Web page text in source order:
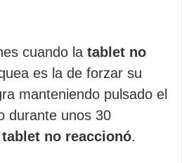
cuando la tablet no
es la de forzar su
manteniendo pulsado el
durante unos 30
tablet no reaccionó.